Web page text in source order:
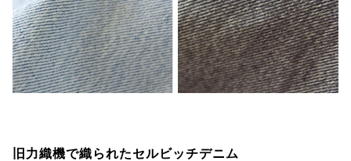
旧力織機で織られたセルビッチデニム